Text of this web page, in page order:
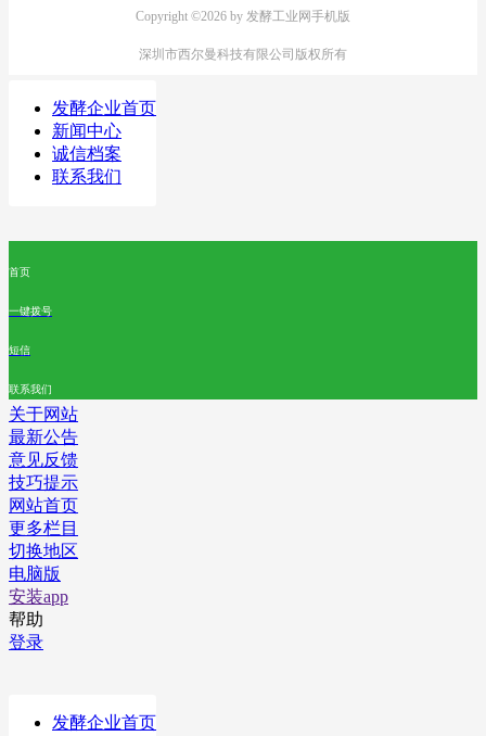
Copyright ©2026 by 发酵工业网手机版
深圳市西尔曼科技有限公司版权所有
发酵企业首页
新闻中心
诚信档案
联系我们
首页
一键拨号
短信
联系我们
关于网站
最新公告
意见反馈
技巧提示
网站首页
更多栏目
切换地区
电脑版
安装app
帮助
登录
发酵企业首页